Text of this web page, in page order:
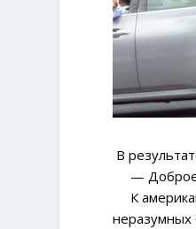
В
— Доброе
К
неразумных